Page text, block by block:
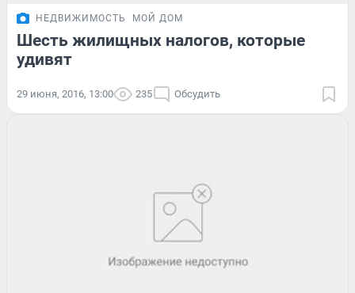
НЕДВИЖИМОСТЬ МОЙ ДОМ
Шесть жилищных налогов, которые
удивят
29 июня, 2016, 13:00 235 Обсудить